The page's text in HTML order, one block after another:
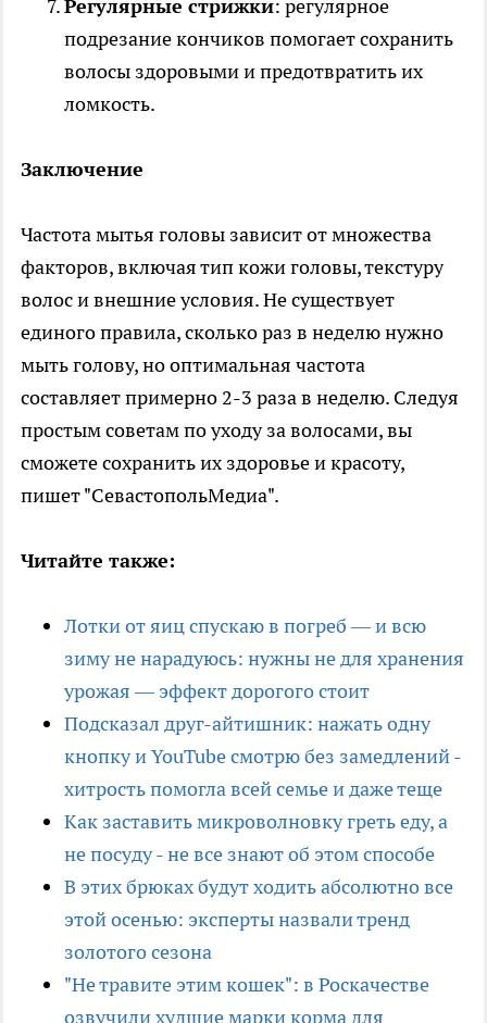
Регулярные стрижки: регулярное
подрезание кончиков помогает сохранить
волосы здоровыми и предотвратить их
ломкость.
Заключение
Частота мытья головы зависит от множества
факторов, включая тип кожи головы, текстуру
волос и внешние условия. Не существует
единого правила, сколько раз в неделю нужно
мыть голову, но оптимальная частота
составляет примерно 2-3 раза в неделю. Следуя
простым советам по уходу за волосами, вы
сможете сохранить их здоровье и красоту,
пишет "СевастопольМедиа".
Читайте также:
Лотки от яиц спускаю в погреб — и всю
зиму не нарадуюсь: нужны не для хранения
урожая — эффект дорогого стоит
Подсказал друг-айтишник: нажать одну
кнопку и YouTube смотрю без замедлений -
хитрость помогла всей семье и даже теще
Как заставить микроволновку греть еду, а
не посуду - не все знают об этом способе
В этих брюках будут ходить абсолютно все
этой осенью: эксперты назвали тренд
золотого сезона
"Не травите этим кошек": в Роскачестве
озвучили худшие марки корма для